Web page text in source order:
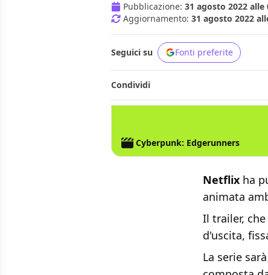
Pubblicazione: 31 agosto 2022 alle
Aggiornamento: 31 agosto 2022
Seguici su Fonti preferite
Condividi
Cyberpunk: Edgerunners
Netflix ha
animata
Il trailer,
d'uscita,
La serie